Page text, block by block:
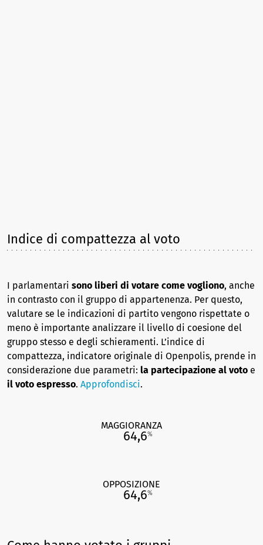
Indice di compattezza al voto
I parlamentari sono liberi di votare come vogliono, anche
in contrasto con il gruppo di appartenenza. Per questo,
valutare se le indicazioni di partito vengono rispettate o
meno è importante analizzare il livello di coesione del
gruppo stesso e degli schieramenti. L’indice di
compattezza, indicatore originale di Openpolis, prende in
considerazione due parametri: la partecipazione al voto e
il voto espresso. Approfondisci.
MAGGIORANZA
64,6%
OPPOSIZIONE
64,6%